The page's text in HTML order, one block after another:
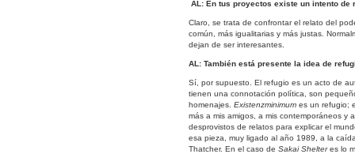
AL: En tus proyectos existe un intento
Claro, se trata de confrontar el relato del
común, más igualitarias y más justas.
dejan de ser interesantes.
AL: También está presente la idea de
Sí, por supuesto. El refugio es un acto de
tienen una connotación política, son
homenajes. Existenzminimum es un refugio;
más a mis amigos, a mis contemporáneos y
desprovistos de relatos para explicar el
esa pieza, muy ligado al año 1989, a la
Thatcher. En el caso de Sakai Shelteres lo